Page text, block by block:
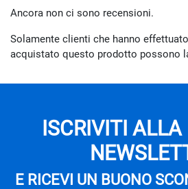
Ancora non ci sono recensioni.
Solamente clienti che hanno
acquistato questo prodotto possono
ISCRIVITI
E RICEVI UN BUONO